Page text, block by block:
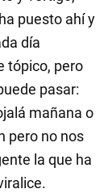
puesto ahí y
día
tópico, pero
pasar:
mañana o
pero no nos
la que ha